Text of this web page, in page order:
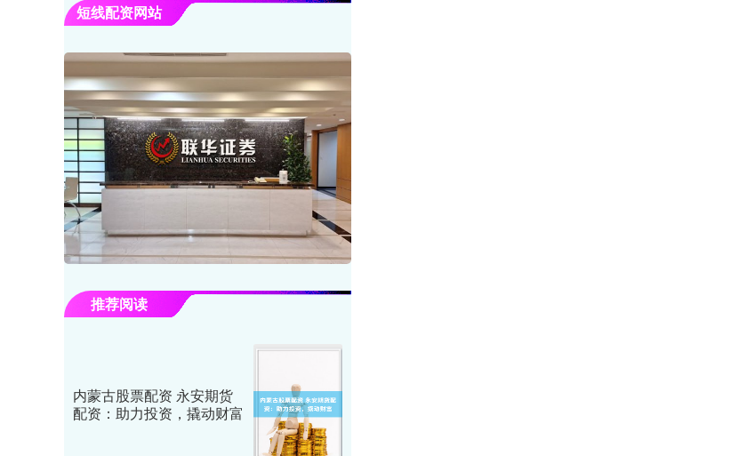
短线配资网站
推荐阅读
内蒙古股票配资 永安期货
配资：助力投资，撬动财富